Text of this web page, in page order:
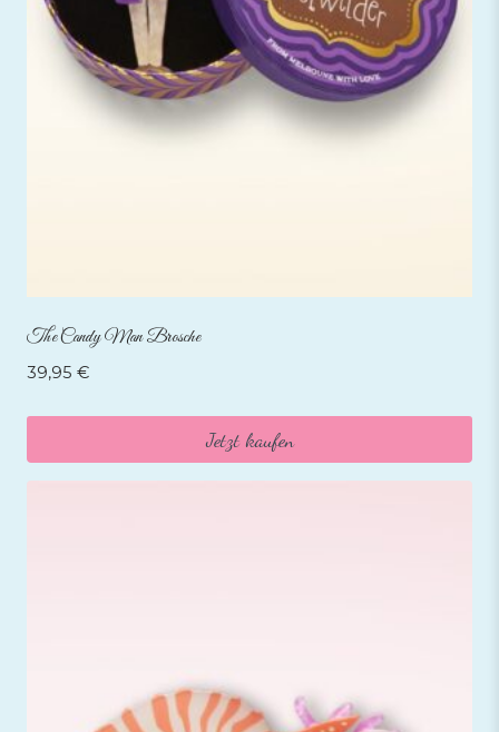
The Candy Man Brosche
39,95 €
Jetzt kaufen